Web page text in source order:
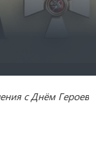
с Днём Героев